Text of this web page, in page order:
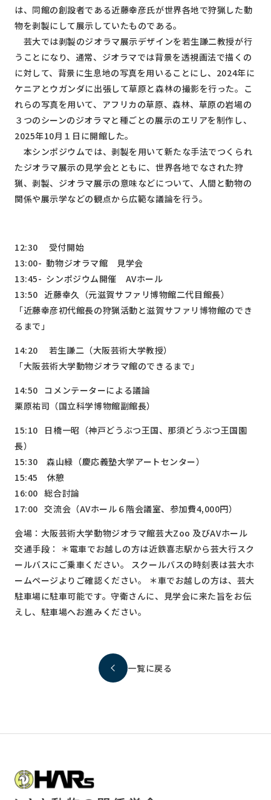
は、同館の創設者である近藤幸彦氏が世界各地で狩猟した動
物を剥製にして展示していたものである。
芸大では剥製のジオラマ展示デザインを若生謙二教授が行
うことになり、通常、ジオラマでは背景を透視画法で描くの
に対して、背景に生息地の写真を用いることにし、 2024年に
ケニアとウガンダに出張して草原と森林の撮影を行った。こ
れらの写真を用いて、アフリカの草原、森林、草原の岩場の
３つのシーンのジオラマと種ごとの展示のエリアを制作し、
2025年10月１日に開館した。
本シンポジウムでは、剥製を用いて新たな手法でつくられ
たジオラマ展示の見学会とともに、世界各地でなされた狩
猟、剥製、ジオラマ展示の意味などについて、人間と動物の
関係や展示学などの観点から広範な議論を行う。
12:30 受付開始
13:00-動物ジオラマ館 見学会
13:45- シンポジウム開催 AVホール
13:50 近藤幸久（元滋賀サファリ博物館二代目館長）
「近藤幸彦初代館長の狩猟活動と滋賀サファリ博物館のでき
るまで」
14:20 若生謙二（大阪芸術大学教授）
「大阪芸術大学動物ジオラマ館のできるまで」
14:50 コメンテーターによる議論
栗原祐司（国立科学博物館副館長）
15:10 日橋一昭（神戸どうぶつ王国、那須どうぶつ王国園
長）
15:30 森山緑（慶応義塾大学アートセンター）
15:45 休憩
16:00総合討論
17:00交流会（AVホール６階会議室、参加費4,000円）
会場：大阪芸術大学動物ジオラマ館芸大Zoo 及びAVホール
交通手段： ＊電車でお越しの方は近鉄喜志駅から芸大行スク
ールバスにご乗車ください。 スクールバスの時刻表は芸大ホ
ームページよりご確認ください。 ＊車でお越しの方は、芸大
駐車場に駐車可能です。守衛さんに、見学会に来た旨をお伝
えし、駐車場へお進みください。
一覧に戻る